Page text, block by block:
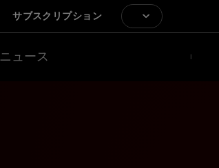
サブスクリプション
ニュース